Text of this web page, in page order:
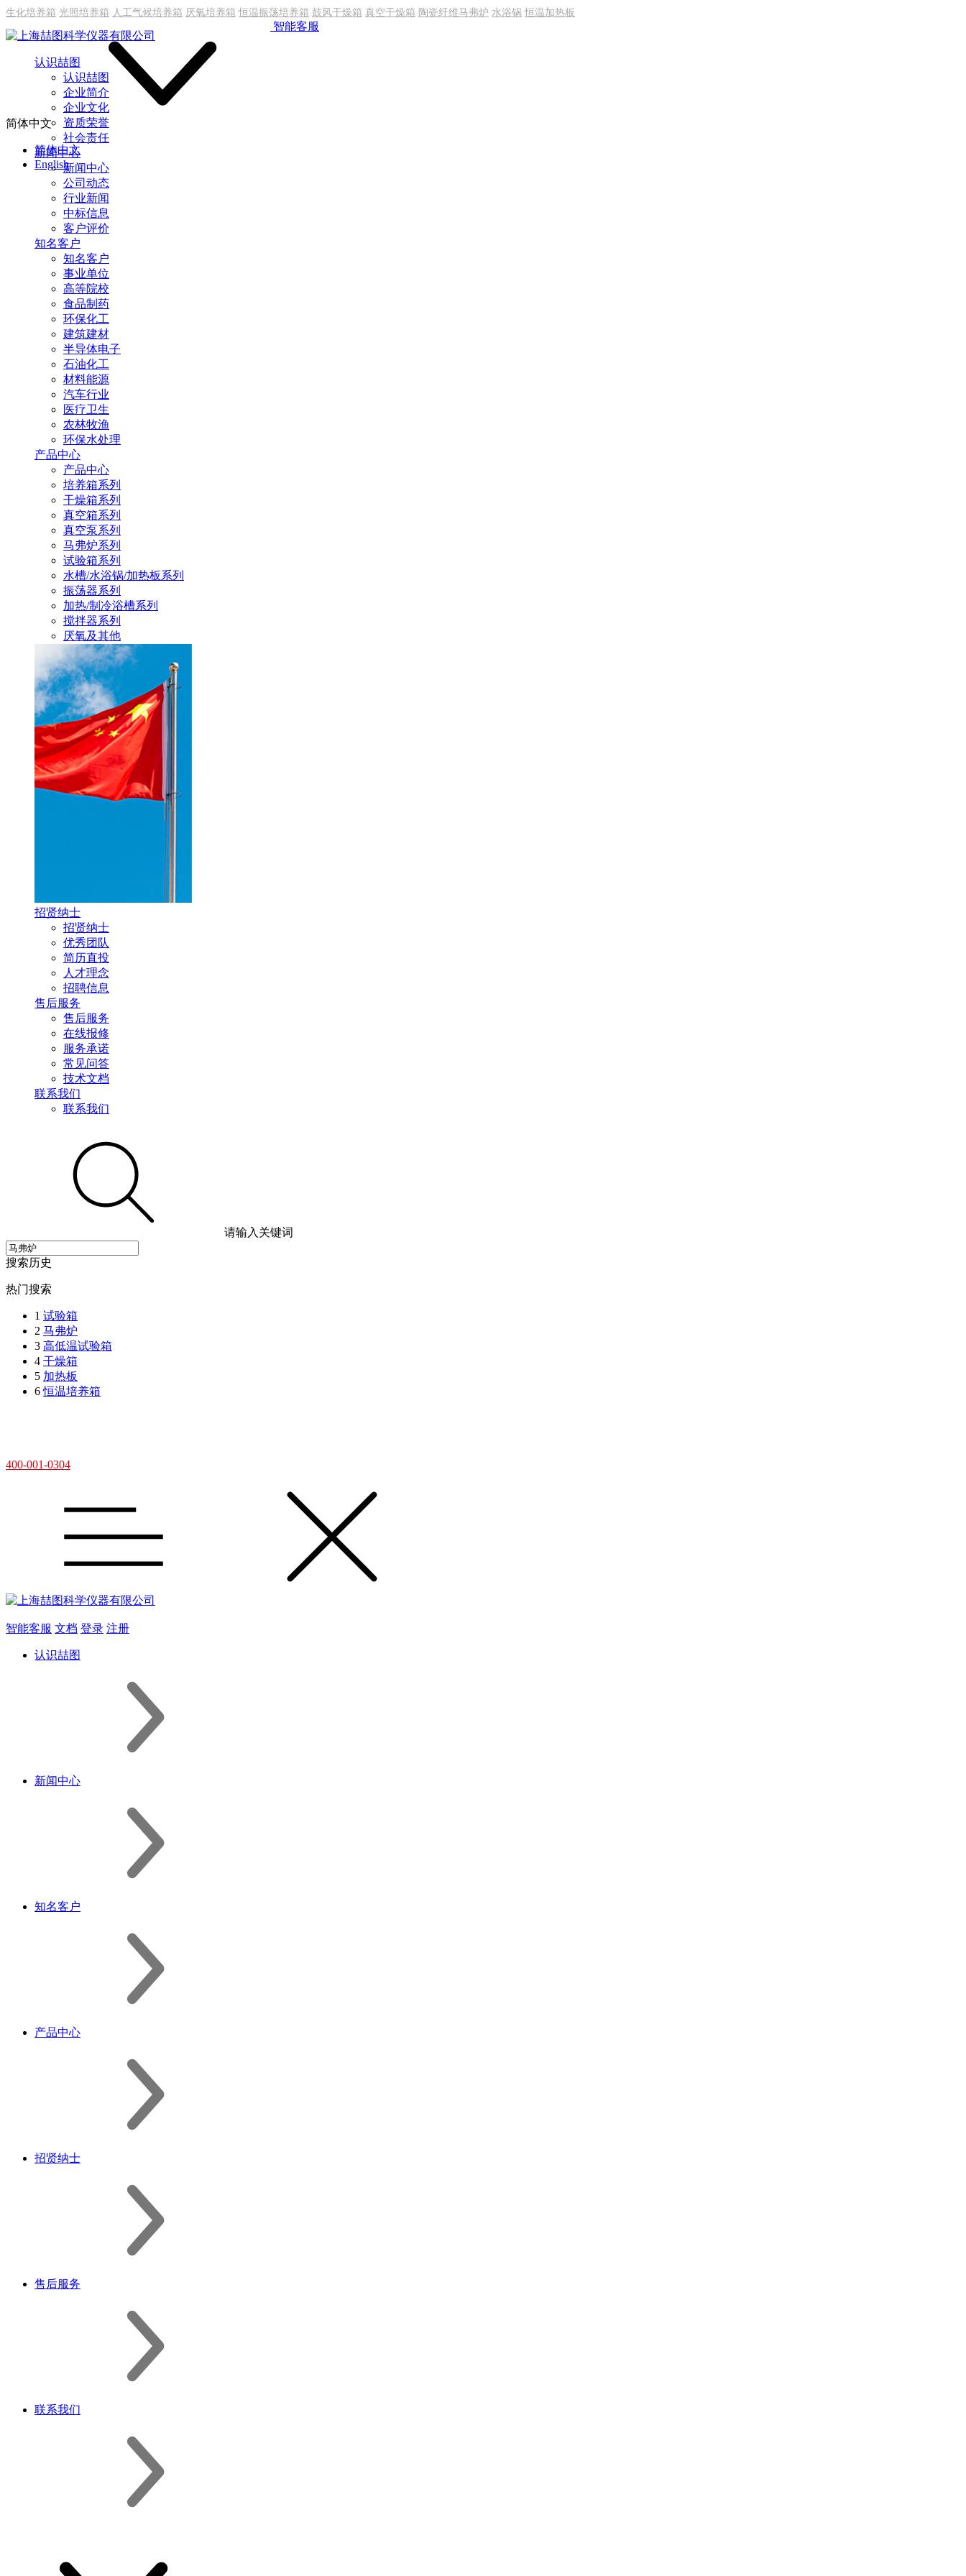
生化培养箱 光照培养箱 人工气候培养箱 厌氧培养箱 恒温振荡培养箱 鼓风干燥箱 真空干燥箱 陶瓷纤维马弗炉 水浴锅 恒温加热板
简体中文
简体中文
English
智能客服
认识喆图
认识喆图
企业简介
企业文化
资质荣誉
社会责任
新闻中心
新闻中心
公司动态
行业新闻
中标信息
客户评价
知名客户
知名客户
事业单位
高等院校
食品制药
环保化工
建筑建材
半导体电子
石油化工
材料能源
汽车行业
医疗卫生
农林牧渔
环保水处理
产品中心
产品中心
培养箱系列
干燥箱系列
真空箱系列
真空泵系列
马弗炉系列
试验箱系列
水槽/水浴锅/加热板系列
振荡器系列
加热/制冷浴槽系列
搅拌器系列
厌氧及其他
招贤纳士
招贤纳士
优秀团队
简历直投
人才理念
招聘信息
售后服务
售后服务
在线报修
服务承诺
常见问答
技术文档
联系我们
联系我们
请输入关键词
搜索历史
热门搜索
1 试验箱
2 马弗炉
3 高低温试验箱
4 干燥箱
5 加热板
6 恒温培养箱
400-001-0304
智能客服 文档 登录 注册
认识喆图
新闻中心
知名客户
产品中心
招贤纳士
售后服务
联系我们